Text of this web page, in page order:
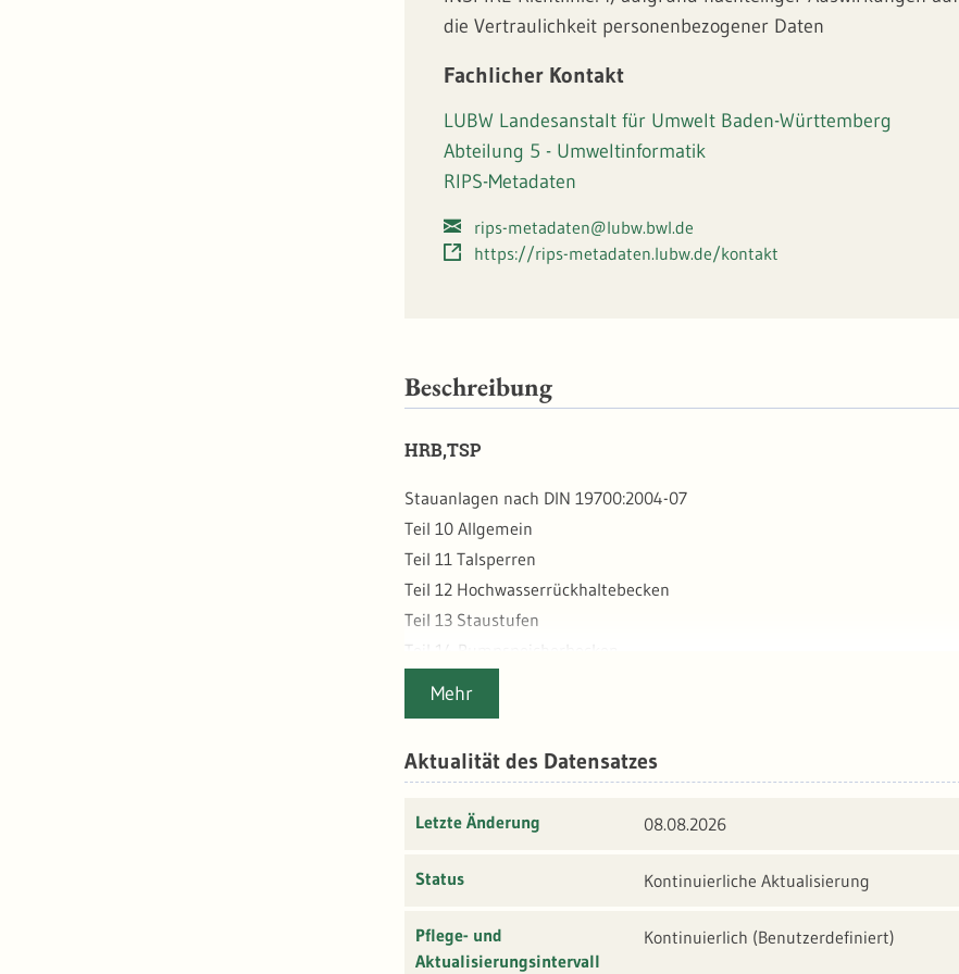
die Vertraulichkeit personenbezogener Daten
Fachlicher Kontakt
LUBW Landesanstalt für Umwelt Baden-Württemberg
Abteilung 5 - Umweltinformatik
RIPS-Metadaten
rips-metadaten@lubw.bwl.de
https://rips-metadaten.lubw.de/kontakt
Beschreibung
HRB,TSP
Stauanlagen nach DIN 19700:2004-07
Teil 10 Allgemein
Teil 11 Talsperren
Teil 12 Hochwasserrückhaltebecken
Teil 13 Staustufen
Teil 14 Pumpspeicherbecken
und "Stauanlagen von untergeordneter Bedeutung"
Mehr
Aktualität des Datensatzes
Letzte Änderung 08.08.2026
Status Kontinuierliche Aktualisierung
Pflege- und
Aktualisierungsintervall
Kontinuierlich (benutzerdefiniert)